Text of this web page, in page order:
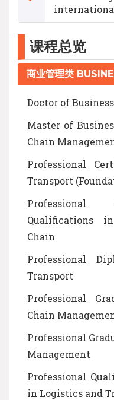
课程总览
商业管理类
Doctor of
Master of
Chain
Professional
Transport
Professional
Qualifications
Chain
Professional
Transport
Professional
Chain
Professional
Management
Professional
in Logistics and